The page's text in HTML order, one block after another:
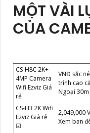
MỘT VÀI
CỦA
CS-H8C 2K+
4MP Camera
Wifi Ezviz Giá
rẻ
VNĐ sắc
trình cao
Ngoại 30m
CS-H3 2K Wifi
Ezviz Giá rẻ
☑
2,049,000
Xem ban